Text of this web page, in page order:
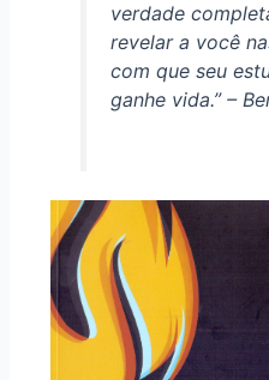
verdade
revelar a você
com que seu
ganhe vida.” –